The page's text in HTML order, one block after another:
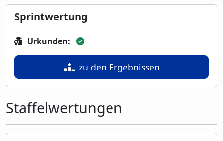
Sprintwertung
Urkunden:
zu den Ergebnissen
Staffelwertungen